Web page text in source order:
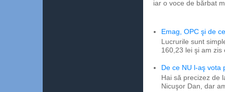
iar o voce de bărbat
Emag, OPC şi de
Lucrurile sunt
160,23 lei şi am
De ce NU l-aş vota
Hai să precizez de
Nicuşor Dan, dar